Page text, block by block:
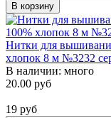
В корзину
Нитки для
хлопок 8 м №3232
В наличии: много
20.00 руб
19 руб